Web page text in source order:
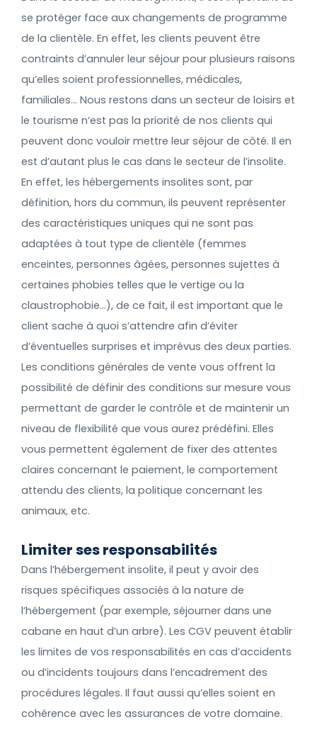
se protéger face aux changements de programme
de la clientèle. En effet, les clients peuvent être
contraints d’annuler leur séjour pour plusieurs raisons
qu’elles soient professionnelles, médicales,
familiales… Nous restons dans un secteur de loisirs et
le tourisme n’est pas la priorité de nos clients qui
peuvent donc vouloir mettre leur séjour de côté. Il en
est d’autant plus le cas dans le secteur de l’insolite.
En effet, les hébergements insolites sont, par
définition, hors du commun, ils peuvent représenter
des caractéristiques uniques qui ne sont pas
adaptées à tout type de clientèle (femmes
enceintes, personnes âgées, personnes sujettes à
certaines phobies telles que le vertige ou la
claustrophobie…), de ce fait, il est important que le
client sache à quoi s’attendre afin d’éviter
d’éventuelles surprises et imprévus des deux parties.
Les conditions générales de vente vous offrent la
possibilité de définir des conditions sur mesure vous
permettant de garder le contrôle et de maintenir un
niveau de flexibilité que vous aurez prédéfini. Elles
vous permettent également de fixer des attentes
claires concernant le paiement, le comportement
attendu des clients, la politique concernant les
animaux, etc.
Limiter ses responsabilités
Dans l’hébergement insolite, il peut y avoir des
risques spécifiques associés à la nature de
l’hébergement (par exemple, séjourner dans une
cabane en haut d’un arbre). Les CGV peuvent établir
les limites de vos responsabilités en cas d’accidents
ou d’incidents toujours dans l’encadrement des
procédures légales. Il faut aussi qu’elles soient en
cohérence avec les assurances de votre domaine.